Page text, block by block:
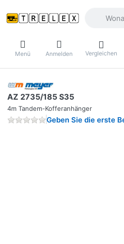
Menü Anmelden Vergleichen
AZ 2735/185 S35
4m Tandem-Kofferanhänger
Geben Sie die erste